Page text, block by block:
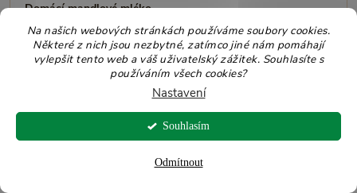
Na našich webových stránkách používáme soubory cookies.
Některé z nich jsou nezbytné, zatímco jiné nám pomáhají
vylepšit tento web a váš uživatelský zážitek. Souhlasíte s
používáním všech cookies?
Nastavení
Odmítnout
Souhlasím
Domácí mandlové mléko
Jednoduchý recept na rostlinný nápoj z mandlí nebo
mandlových plátků.
Domácí čokoláda se sušeným ovocem
Mandlové plátky se hodí na zdobení domácí čokolády a